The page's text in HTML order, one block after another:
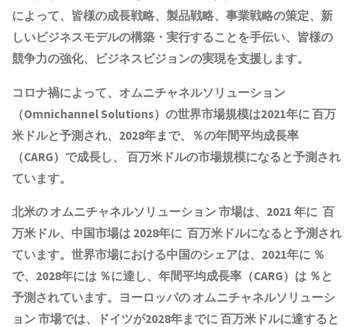
によって、皆様の成長戦略、製品戦略、事業戦略の策定、新
しいビジネスモデルの構築・実行することを手伝い、皆様の
競争力の強化、ビジネスビジョンの実現を支援します。
コロナ禍によって、オムニチャネルソリューション
（Omnichannel Solutions）の世界市場規模は2021年に 百万
米ドルと予測され、2028年まで、％の年間平均成長率
（CARG）で成長し、 百万米ドルの市場規模になると予測され
ています。
北米の オムニチャネルソリューション 市場は、2021 年に 百
万米ドル、中国市場は 2028年に 百万米ドルになると予測され
ています。世界市場における中国のシェアは、2021年に ％
で、2028年には ％に達し、年間平均成長率（CARG）は ％と
予測されています。ヨーロッパの オムニチャネルソリューシ
ョン 市場では、ドイツが2028年までに 百万米ドルに達すると